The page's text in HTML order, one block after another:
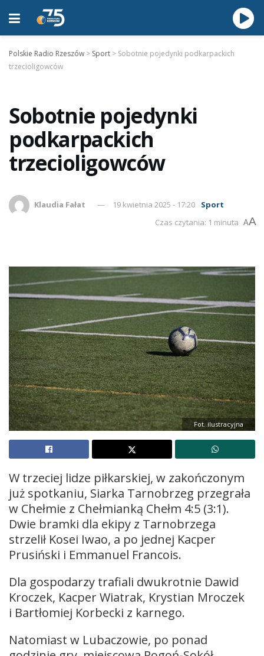
Polskie Radio Rzeszów > Sport > Sobotnie pojedynki podkarpackich
trzecioligowców
Sobotnie pojedynki
podkarpackich
trzecioligowców
Klaudia Fałat 19 kwietnia 2025 - 17:20
Sport
Czas czytania: 1 minuta AA
Fot. ilustracyjna
W trzeciej lidze piłkarskiej, w zakończonym
już spotkaniu, Siarka Tarnobrzeg przegrała
w Chełmie z Chełmianką Chełm 4:5 (3:1).
Dwie bramki dla ekipy z Tarnobrzega
strzelił Kosei Iwao, a po jednej Kacper
Prusiński i Emmanuel Francois.
Dla gospodarzy trafiali dwukrotnie Dawid
Kroczek, Kacper Wiatrak, Krystian Mroczek
i Bartłomiej Korbecki z karnego.
Natomiast w Lubaczowie, po ponad